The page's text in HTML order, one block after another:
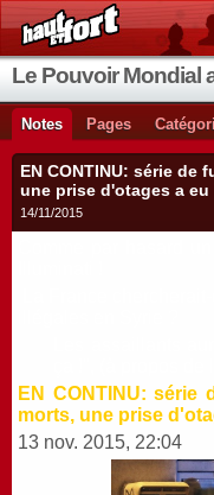
Le Pouvoir Mondial
Notes Pages
EN CONTINU: série de
une prise d'otages a
14/11/2015
EN CONTINU: série
morts, une prise
13 nov. 2015, 22:04